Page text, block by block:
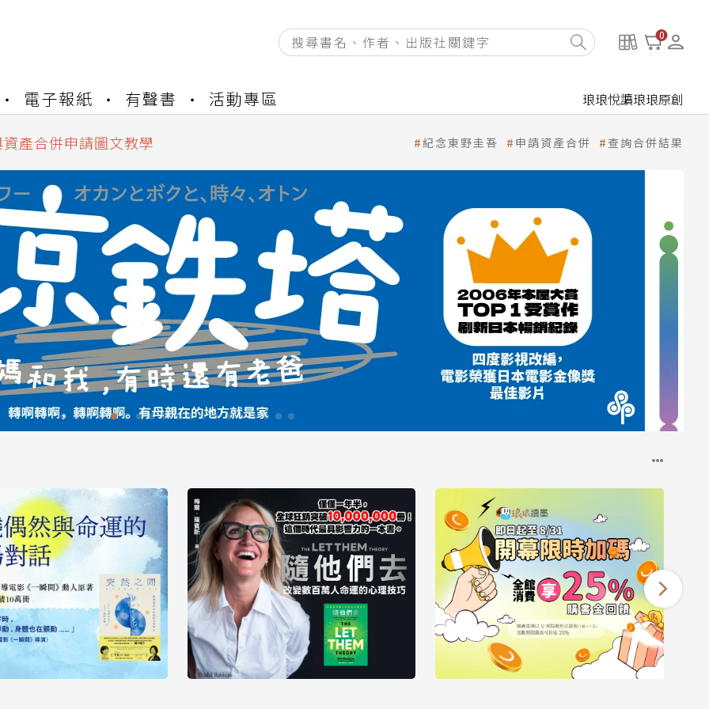
0
電子報紙 有聲書 活動專區 琅琅悅讀琅琅原創
開通申請
產合併申請圖文教學
開通申請
紀念東野圭吾 申請資產合併 查詢合併結果